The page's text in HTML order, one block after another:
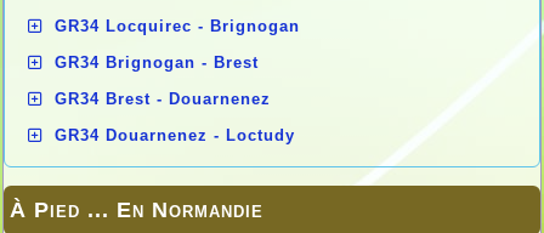
GR34 Locquirec - Brignogan
GR34 Brignogan - Brest
GR34 Brest - Douarnenez
GR34 Douarnenez - Loctudy
À Pied ... En Normandie